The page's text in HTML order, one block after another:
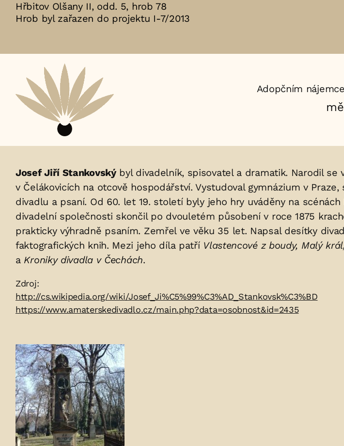
Hřbitov Olšany II, odd. 5, hrob 78
Hrob byl zařazen do projektu I-7/2013
Aktuální
adopční
nájemce:
Adopčním
Životopis
osoby/osob
uložených
v
hrobu:
Josef Jiří Stankovskýbyl divadelník, spisovatel a dramatik. Narodil se
v Čelákovicích na otcově hospodářství. Vystudoval gymnázium v
divadlu a psaní. Od 60. let 19. století byly jeho hry uváděny na
divadelní společnosti skončil po dvouletém působení v roce 1875
prakticky výhradně psaním. Zemřel ve věku 35 let. Napsal desítky
faktografických knih. Mezi jeho díla patří Vlastencové z boudy, Malý
aKroniky divadla v Čechách.
Zdroje:
Zdroj:
http://cs.wikipedia.org/wiki/Josef_Ji%C5%99%C3%AD_Stankovsk%C3%BD
https://www.amaterskedivadlo.cz/main.php?data=osobnost&id=2435
Fotogalerie: